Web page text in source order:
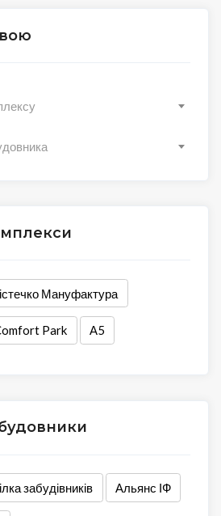
Мануфактура
Park А5
забудівників Альянс ІФ